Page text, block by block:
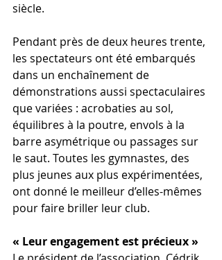
siècle.
Pendant près de deux heures trente,
les spectateurs ont été embarqués
dans un enchaînement de
démonstrations aussi spectaculaires
que variées : acrobaties au sol,
équilibres à la poutre, envols à la
barre asymétrique ou passages sur
le saut. Toutes les gymnastes, des
plus jeunes aux plus expérimentées,
ont donné le meilleur d’elles-mêmes
pour faire briller leur club.
« Leur engagement est précieux »